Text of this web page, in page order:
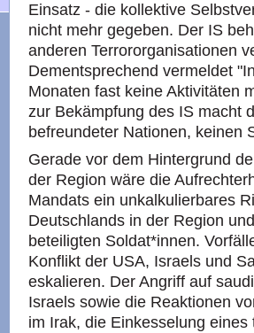
Einsatz - die kollektive
nicht mehr gegeben. Der IS
anderen Terrororganisationen
Dementsprechend vermeldet
Monaten fast keine Aktivitäten
zur Bekämpfung des IS macht
befreundeter Nationen, keinen
Gerade vor dem Hintergrund
der Region wäre die
Mandats ein unkalkulierbares
Deutschlands in der Region
beteiligten Soldat*innen.
Konflikt der USA, Israels und
eskalieren. Der Angriff auf
Israels sowie die Reaktionen
im Irak, die Einkesselung